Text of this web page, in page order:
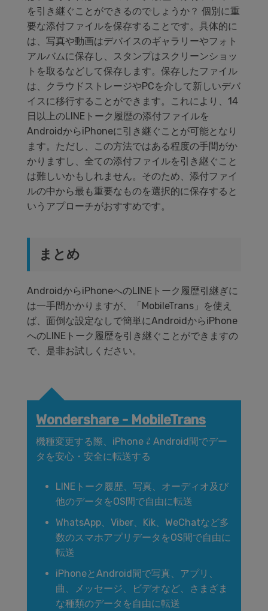
を引き継ぐことができるのでしょうか？ 個別に重
要な添付ファイルを保存することです。具体的に
は、写真や動画はデバイスのギャラリーやフォト
アルバムに保存し、スタンプはスクリーンショッ
トを取るなどして保存します。保存したファイル
は、クラウドストレージやPCを介して新しいデバ
イスに移行することができます。これにより、14
日以上のLINEトーク履歴の添付ファイルを
AndroidからiPhoneに引き継ぐことが可能となり
ます。ただし、この方法ではある程度の手間がか
かりますし、全ての添付ファイルを引き継ぐこと
は難しいかもしれません。そのため、添付ファイ
ルの中から最も重要なものを選択的に保存すると
いうアプローチがおすすめです。
まとめ
AndroidからiPhoneへのLINEトーク履歴引継ぎに
は一手間かかりますが、「MobileTrans」を使え
ば、面倒な設定なしで簡単にAndroidからiPhone
へのLINEトーク履歴を引き継ぐことができますの
で、是非お試しください。
Wondershare - MobileTrans
機種変更する際、iPhone ⇄ Android間でデー
タを安心・安全に転送する
LINEトーク履歴、写真、オーディオ及び
他のデータをOS間で自由に転送
WhatsApp、Viber、Kik、WeChatなど多
数のスマホアプリデータをOS間で自由に
転送
iPhoneとAndroid間で写真、アプリ、
曲、メッセージ、ビデオなど、さまざま
な種類のデータを自由に転送